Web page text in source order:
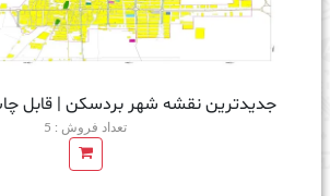
جدیدترین نقشه شهر بردسکن | قابل
تعداد فروش : 5